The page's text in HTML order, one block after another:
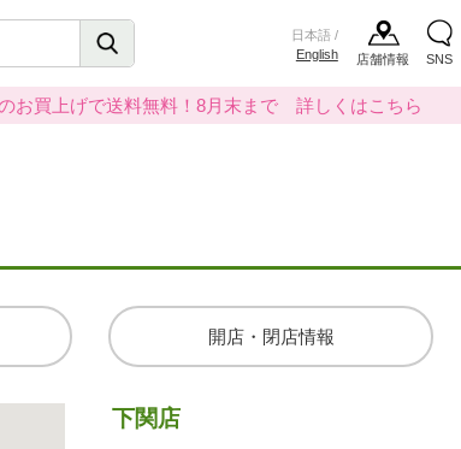
日本語 /
English
店舗情報 SNS
お買上げで送料無料！8月末まで 詳しくはこちら
開店・閉店情報
下関店